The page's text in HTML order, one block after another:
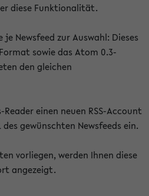
diese Funktionalität.
Newsfeed zur Auswahl: Dieses
sowie das Atom 0.3-
den gleichen
einen neuen RSS-Account
gewünschten Newsfeeds ein.
vorliegen, werden Ihnen diese
angezeigt.